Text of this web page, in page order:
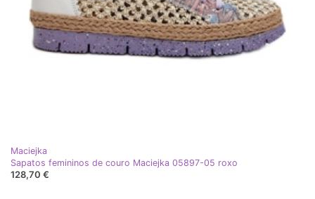
Maciejka
Sapatos femininos de couro Maciejka 05897-05 roxo
128,70 €